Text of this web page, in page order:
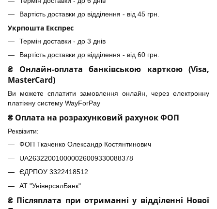
Вартість доставки до відділення - від 45 грн.
Укрпошта Експрес
Термін доставки - до 3 днів
Вартість доставки до відділення - від 60 грн.
₴ Онлайн-оплата банківською карткою (Visa,
MasterCard)
Ви можете сплатити замовлення онлайн, через електронну
платіжну систему WayForPay
₴ Оплата на розрахунковий рахунок ФОП
Реквізити:
ФОП Ткаченко Олександр Костянтинович
UA263220010000026009330088378
ЄДРПОУ 3322418512
АТ "УніверсалБанк"
₴ Післяплата при отриманні у відділенні Нової